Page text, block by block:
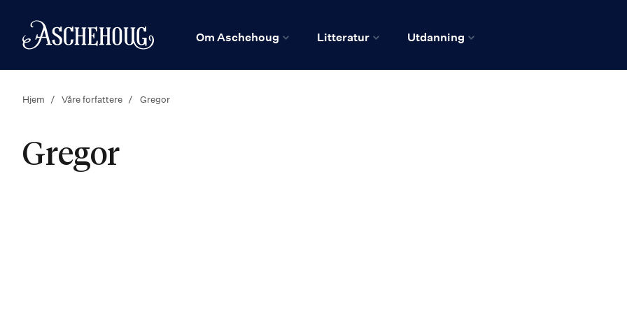
Hjem
Om Aschehoug Litteratur Utdanning
Hjem Våre forfattere Gregor
Gregor